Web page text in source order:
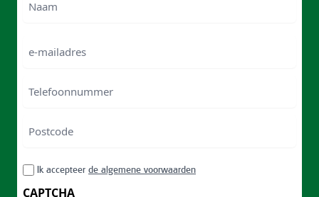
mailadres
/
Postal
RGPDIk accepteer de algemene voorwaarden
CAPTCHA